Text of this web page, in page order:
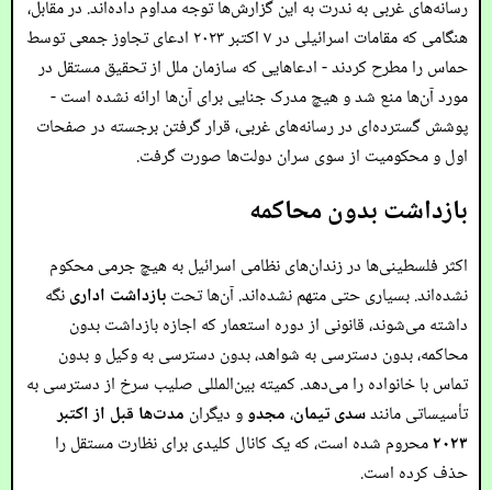
رسانه‌های غربی به ندرت به این گزارش‌ها توجه مداوم داده‌اند. در مقابل،
هنگامی که مقامات اسرائیلی در ۷ اکتبر ۲۰۲۳ ادعای تجاوز جمعی توسط
حماس را مطرح کردند - ادعاهایی که سازمان ملل از تحقیق مستقل در
مورد آن‌ها منع شد و هیچ مدرک جنایی برای آن‌ها ارائه نشده است -
پوشش گسترده‌ای در رسانه‌های غربی، قرار گرفتن برجسته در صفحات
اول و محکومیت از سوی سران دولت‌ها صورت گرفت.
بازداشت بدون محاکمه
اکثر فلسطینی‌ها در زندان‌های نظامی اسرائیل به هیچ جرمی محکوم
نشده‌اند. بسیاری حتی متهم نشده‌اند. آن‌ها تحتبازداشت ادارینگه
داشته می‌شوند، قانونی از دوره استعمار که اجازه بازداشت بدون
محاکمه، بدون دسترسی به شواهد، بدون دسترسی به وکیل و بدون
تماس با خانواده را می‌دهد. کمیته بین‌المللی صلیب سرخ از دسترسی به
تأسیساتی مانندسدی تیمان،مجدوو دیگران مدت‌ها قبل از اکتبر
۲۰۲۳محروم شده است، که یک کانال کلیدی برای نظارت مستقل را
حذف کرده است.